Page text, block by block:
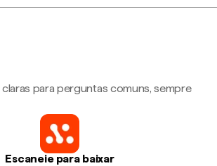
para perguntas comuns, sempre
Escaneie para baixar